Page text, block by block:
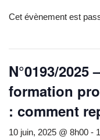
Cet évènement est
N°0193/
formation
: comment
10 juin, 2025 @ 8h00 -